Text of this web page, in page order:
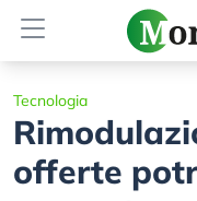
Tecnologia
offerte